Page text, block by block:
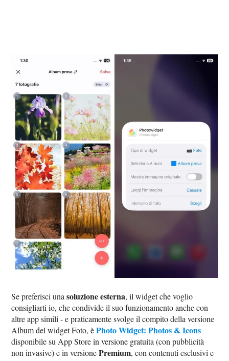
Se preferisci unasoluzione esterna, il widget che voglio
consigliarti io, che condivide il suo funzionamento anche con
altre app simili - e praticamente svolge il compito della versione
Album del widget Foto, èPhoto Widget: Photos & Icons
disponibile su App Store in versione gratuita (con pubblicità
non invasive) e in versionePremium, con contenuti esclusivi e